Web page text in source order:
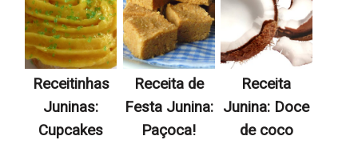
Receitinhas
Juninas:
Cupcakes
Receita de
Festa Junina:
Paçoca!
Receita
Junina: Doce
de coco